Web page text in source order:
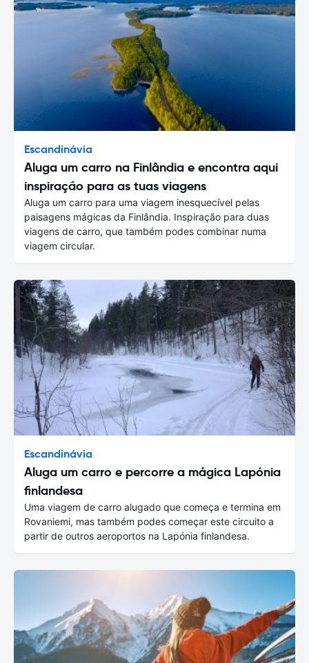
Escandinávia
Aluga um carro na Finlândia e encontra aqui
inspiração para as tuas viagens
Aluga um carro para uma viagem inesquecível pelas
paisagens mágicas da Finlândia. Inspiração para duas
viagens de carro, que também podes combinar numa
viagem circular.
Escandinávia
Aluga um carro e percorre a mágica Lapónia
finlandesa
Uma viagem de carro alugado que começa e termina em
Rovaniemi, mas também podes começar este circuito a
partir de outros aeroportos na Lapónia finlandesa.